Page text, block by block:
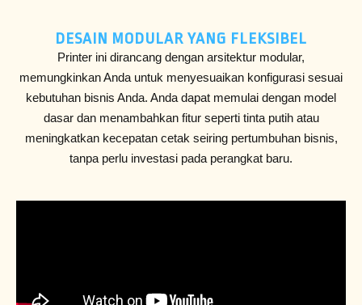
DESAIN MODULAR YANG FLEKSIBEL
Printer ini dirancang dengan arsitektur modular,
memungkinkan Anda untuk menyesuaikan konfigurasi sesuai
kebutuhan bisnis Anda. Anda dapat memulai dengan model
dasar dan menambahkan fitur seperti tinta putih atau
meningkatkan kecepatan cetak seiring pertumbuhan bisnis,
tanpa perlu investasi pada perangkat baru.